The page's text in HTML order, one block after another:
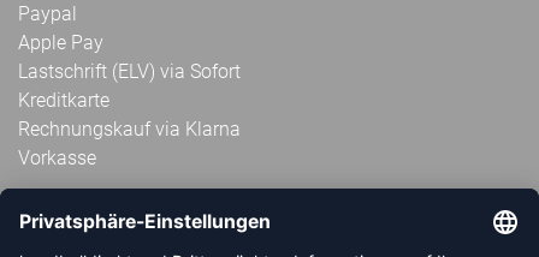
Paypal
Apple Pay
Lastschrift (ELV) via Sofort
Kreditkarte
Rechnungskauf via Klarna
Vorkasse
ABONNIERE JETZT DEN KOSTENLOSEN